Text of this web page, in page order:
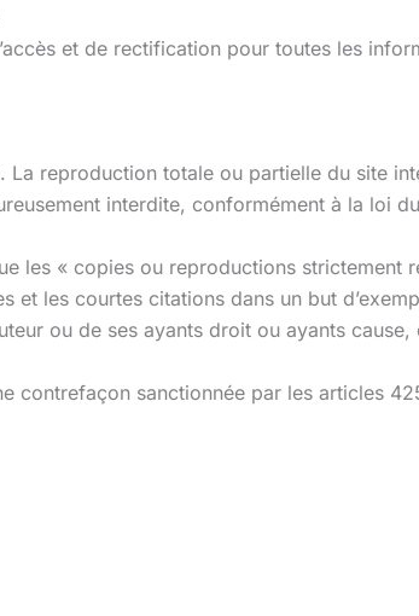
et de rectification pour toutes les
La reproduction totale ou partielle du site
interdite, conformément à la loi
les « copies ou reproductions strictement
les courtes citations dans un but
ou de ses ayants droit ou ayants cause,
contrefaçon sanctionnée par les articles